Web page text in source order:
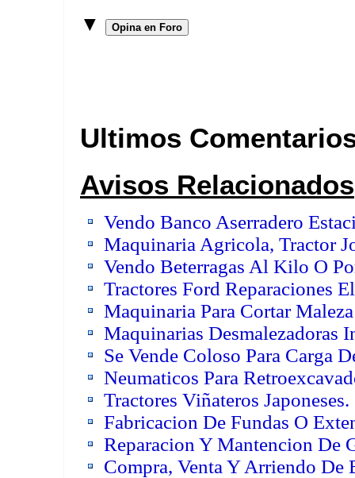
▼
Opina en Foro
Ultimos
Avisos Relacionados
Vendo Banco Aserradero
Maquinaria Agricola, Tractor
Vendo Beterragas Al Kilo O
Tractores Ford Reparaciones
Maquinaria Para Cortar Maleza
Maquinarias Desmalezadoras
Se Vende Coloso Para Carga
Neumaticos Para
Tractores Viñateros Japoneses.
Fabricacion De Fundas O
Reparacion Y Mantencion De
Compra, Venta Y Arriendo De